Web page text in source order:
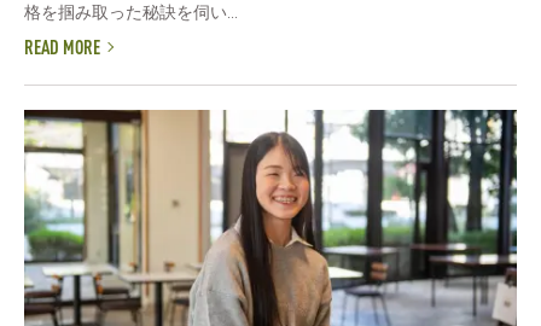
格を掴み取った秘訣を伺い...
READ MORE